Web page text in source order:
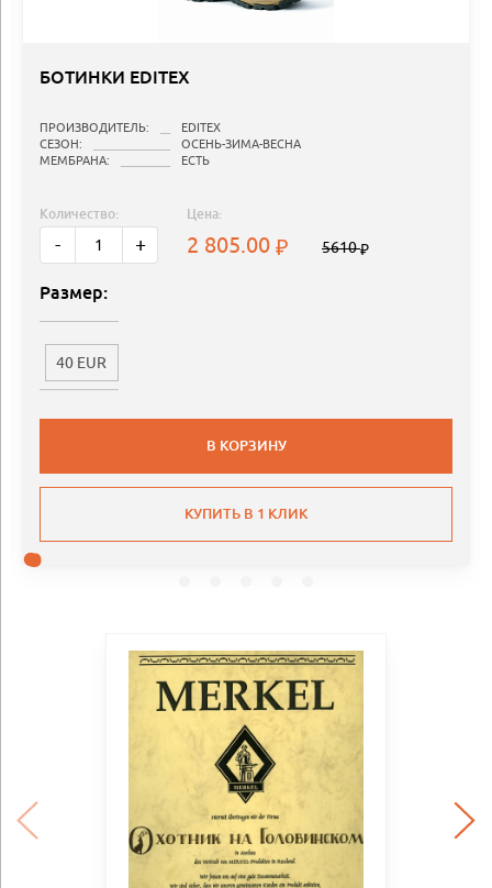
БОТИНКИ EDITEX
ПРОИЗВОДИТЕЛЬ:
EDITEX
СЕЗОН:
ОСЕНЬ-ЗИМА-ВЕСНА
МЕМБРАНА:
ЕСТЬ
Количество:
- +
Цена:
2 805.00 5610
Размер:
40 EUR
В КОРЗИНУ
КУПИТЬ В 1 КЛИК